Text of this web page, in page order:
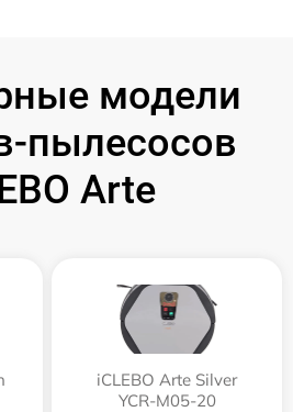
модели
пылесосов
Arte
iCLEBO Arte Silver
YCR-M05-20